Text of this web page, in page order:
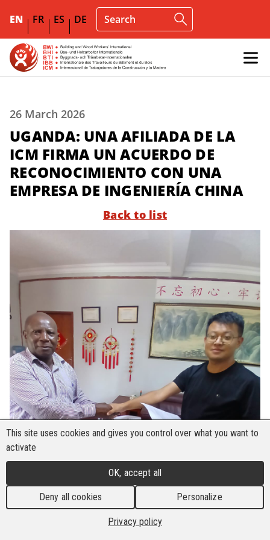
EN FR ES DE
26 March 2026
UGANDA: UNA AFILIADA DE LA
ICM FIRMA UN ACUERDO DE
RECONOCIMIENTO CON UNA
EMPRESA DE INGENIERÍA CHINA
Back to list
This site uses cookies and gives you control over what you want to
activate
OK, accept all
Deny all cookies Personalize
Privacy policy